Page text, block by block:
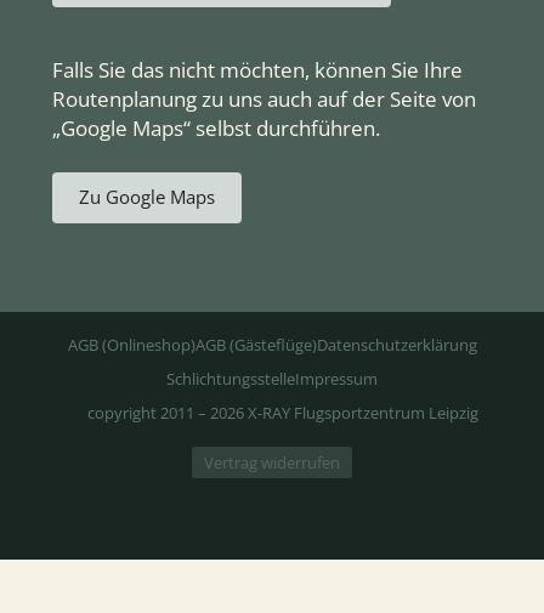
Falls Sie das nicht möchten, können Sie Ihre
Routenplanung zu uns auch auf der Seite von
„Google Maps“ selbst durchführen.
Zu Google Maps
AGB (Onlineshop)AGB (Gästeflüge)Datenschutzerklärung
SchlichtungsstelleImpressum
copyright 2011 – 2026 X-RAY Flugsportzentrum Leipzig
Vertrag widerrufen